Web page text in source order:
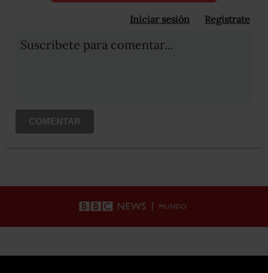
Iniciar sesión Registrate
Suscribete para comentar...
COMENTAR